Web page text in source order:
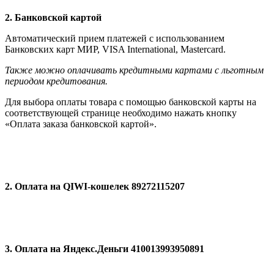
2. Банковской картой
Автоматический прием платежей с использованием
Банковских карт МИР, VISA International, Мastercard.
Также можно оплачивать кредитными картами с льготным
периодом кредитования.
Для выбора оплаты товара с помощью банковской карты на
соответствующей странице необходимо нажать кнопку
«Оплата заказа банковской картой».
2. Оплата на QIWI-кошелек 89272115207
3. Оплата на Яндекс.Деньги 410013993950891